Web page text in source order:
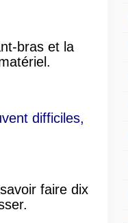
bras et la
difficiles,
faire dix